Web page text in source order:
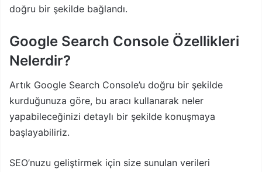
doğru bir şekilde bağlandı.
Google Search Console Özellikleri
Nelerdir?
Artık Google Search Console’u doğru bir şekilde
kurduğunuza göre, bu aracı kullanarak neler
yapabileceğinizi detaylı bir şekilde konuşmaya
başlayabiliriz.
SEO’nuzu geliştirmek için size sunulan verileri